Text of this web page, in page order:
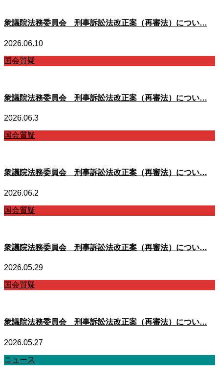
衆議院法務委員会 刑事訴訟法改正案（再審法）につい…
2026.06.10
国会質疑
衆議院法務委員会 刑事訴訟法改正案（再審法）につい…
2026.06.3
国会質疑
衆議院法務委員会 刑事訴訟法改正案（再審法）につい…
2026.06.2
国会質疑
衆議院法務委員会 刑事訴訟法改正案（再審法）につい…
2026.05.29
国会質疑
衆議院法務委員会 刑事訴訟法改正案（再審法）につい…
2026.05.27
ニュース